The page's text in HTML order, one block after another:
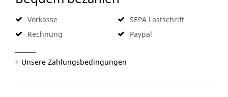
Vorkasse
Rechnung
SEPA Lastschrift
Paypal
Unsere Zahlungsbedingungen